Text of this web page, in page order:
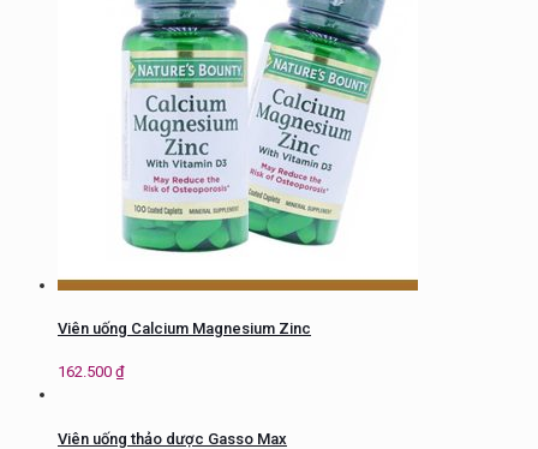
Viên uống Calcium Magnesium Zinc
162.500 ₫
Viên uống thảo dược Gasso Max